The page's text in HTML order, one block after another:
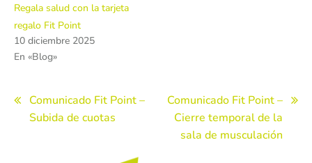
Regala salud con la tarjeta
regalo Fit Point
10 diciembre 2025
En «Blog»
Navegación
de
Comunicado Fit Point –
Subida de cuotas
Comunicado Fit Point –
Cierre temporal de la
sala de musculación